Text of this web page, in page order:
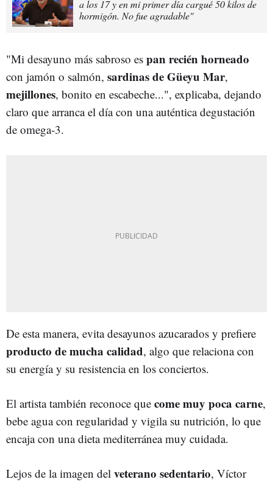
a los 17 y en mi primer día cargué 50 kilos de
hormigón. No fue agradable"
"Mi desayuno más sabroso es pan recién horneado
con jamón o salmón, sardinas de Güeyu Mar,
mejillones, bonito en escabeche...", explicaba, dejando
claro que arranca el día con una auténtica degustación
de omega-3.
De esta manera, evita desayunos azucarados y prefiere
producto de mucha calidad, algo que relaciona con
su energía y su resistencia en los conciertos.
El artista también reconoce que come muy poca carne,
bebe agua con regularidad y vigila su nutrición, lo que
encaja con una dieta mediterránea muy cuidada.
Lejos de la imagen del veterano sedentario, Víctor